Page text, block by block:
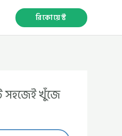
রিকোয়েস্ট
সহজেই খুঁজে